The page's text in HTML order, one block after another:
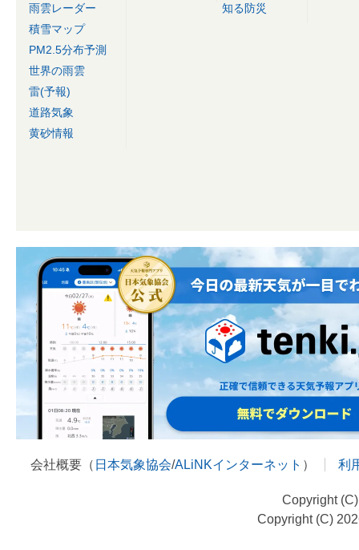
雨雲レーダー
積雪マップ
PM2.5分布予測
世界の雨雲
雷(予報)
道路気象
黄砂情報
知る防災
会社概要（ 日本気象協会/ALiNKインターネット ） 利
Copyright
Copyright (C)